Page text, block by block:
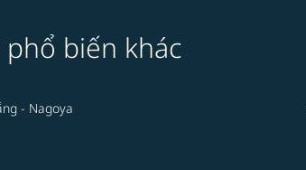
biến khác
- Nagoya